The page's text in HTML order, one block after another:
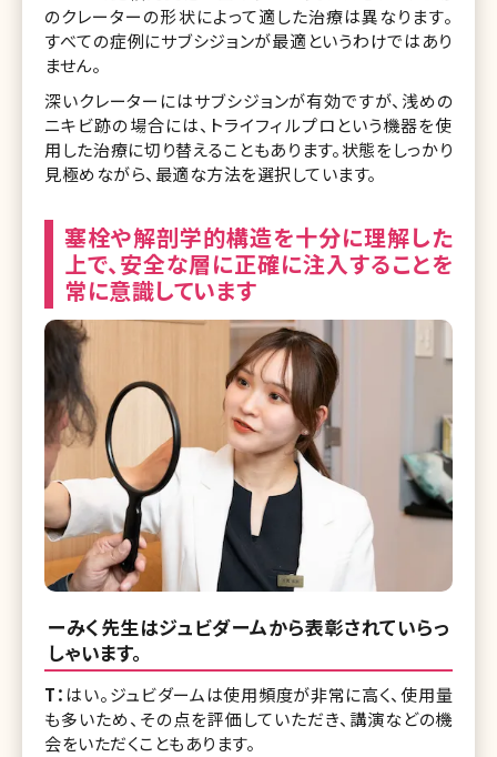
のクレーターの形状によって適した治療は異なります。
すべての症例にサブシジョンが最適というわけではあり
ません。
深いクレーターにはサブシジョンが有効ですが、浅めの
ニキビ跡の場合には、トライフィルプロという機器を使
用した治療に切り替えることもあります。状態をしっかり
見極めながら、最適な方法を選択しています。
塞栓や解剖学的構造を十分に理解した
上で、安全な層に正確に注入することを
常に意識しています
ーみく先生はジュビダームから表彰されていらっ
しゃいます。
T： はい。ジュビダームは使用頻度が非常に高く、使用量
も多いため、その点を評価していただき、講演などの機
会をいただくこともあります。